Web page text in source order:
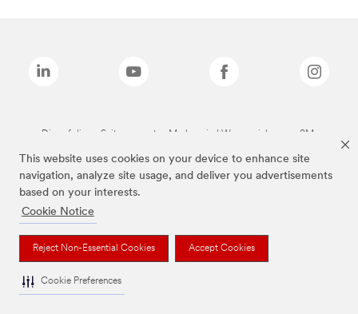
This website uses cookies on your device to enhance site
navigation, analyze site usage, and deliver you advertisements
based on your interests.
Cookie Notice
Reject Non-Essential Cookies Accept Cookies
Cookie Preferences
Die auf dieser Seite genannten Marken sind Warenzeichen von 3M.